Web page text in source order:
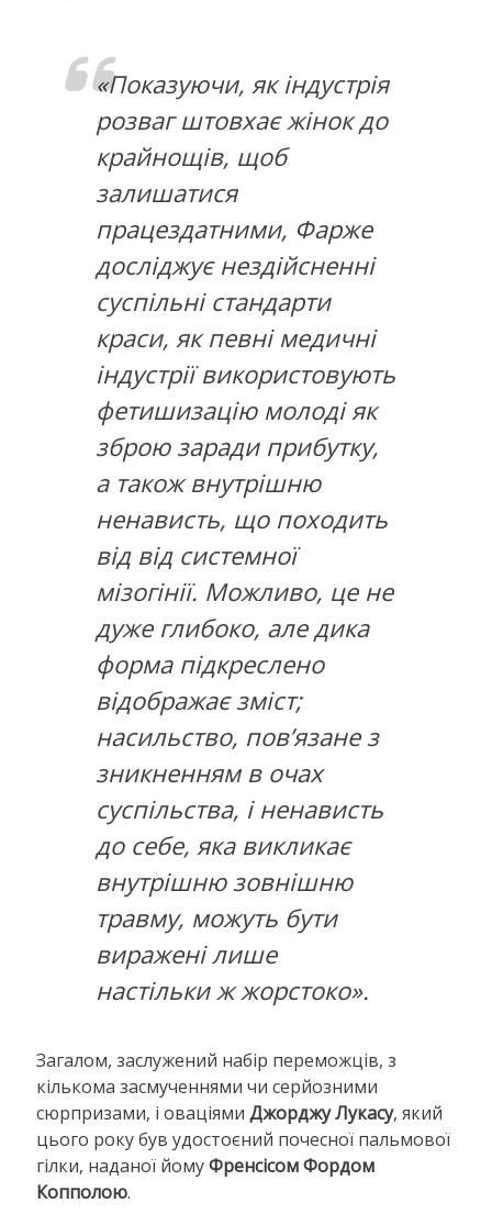
«Показуючи, як індустрія
розваг штовхає жінок до
крайнощів, щоб
залишатися
працездатними, Фарже
досліджує нездійсненні
суспільні стандарти
краси, як певні медичні
індустрії використовують
фетишизацію молоді як
зброю заради прибутку,
а також внутрішню
ненависть, що походить
від від системної
мізогінії. Можливо, це не
дуже глибоко, але дика
форма підкреслено
відображає зміст;
насильство, пов’язане з
зникненням в очах
суспільства, і ненависть
до себе, яка викликає
внутрішню зовнішню
травму, можуть бути
виражені лише
настільки ж жорстоко».
Загалом, заслужений набір переможців, з
кількома засмученнями чи серйозними
сюрпризами, і оваціямиДжорджу Лукасу, який
цього року був удостоєний почесної пальмової
гілки, наданої йомуФренсісом Фордом
Копполою.